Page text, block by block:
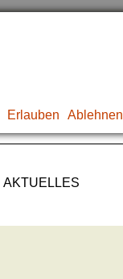
Erlauben Ablehnen
AKTUELLES